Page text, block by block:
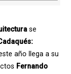
se
año llega a su
Fernando